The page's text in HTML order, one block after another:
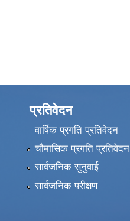
प्रतिवेदन
वार्षिक प्रगति प्रतिवेदन
चौमासिक प्रगति प्रतिवेदन
सार्वजनिक सुनुवाई
सार्वजनिक परीक्षण